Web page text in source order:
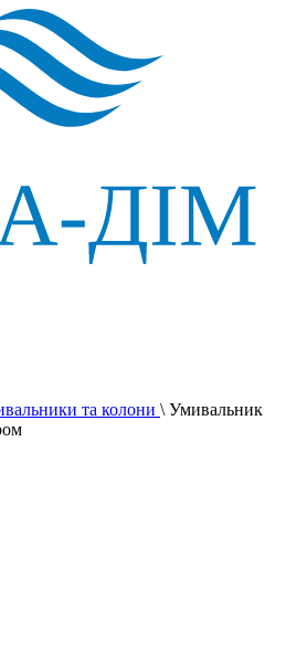
та колони \ Умивальник